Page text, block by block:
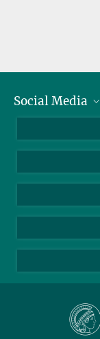
Social Media